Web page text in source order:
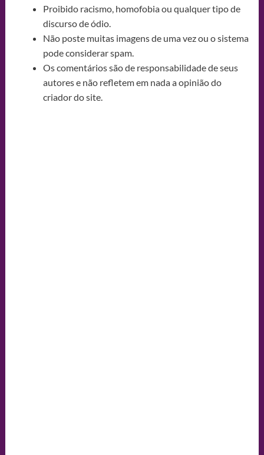
Proibido racismo, homofobia ou qualquer tipo de
discurso de ódio.
Não poste muitas imagens de uma vez ou o sistema
pode considerar spam.
Os comentários são de responsabilidade de seus
autores e não refletem em nada a opinião do
criador do site.